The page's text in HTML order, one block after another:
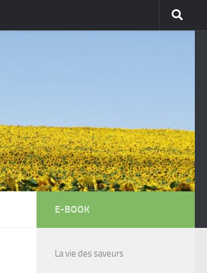
E-BOOK
La vie des saveurs